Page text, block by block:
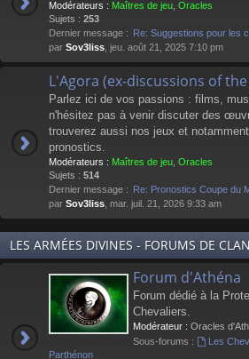
Modérateurs : Maîtres de jeu Oracles
Sujets : 253
Dernier message : Re: Suggestions pour les
par Sov3liss , jeu. août 21, 2025 7:10 pm
L'Agora (ex-discussions of
Parlez ici de vos passions : films,
n'hésitez pas à venir discuter des
trouverez aussi nos jeux et
pronostics.
Modérateurs : Maîtres de jeu Oracles
Sujets : 514
Dernier message : Re: Pronostics Coupe du
par Sov3liss , mar. juil. 21, 2026 9:33 am
LES ARMÉES DIVINES - FORUMS DE CLAN
Forum d'Athéna
Forum dédié à la
Chevaliers.
Modérateur : Oracles
Sous-forums :
Les
Parthénon